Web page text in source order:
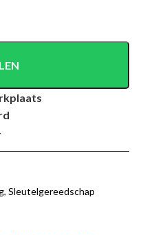
, Sleutelgereedschap